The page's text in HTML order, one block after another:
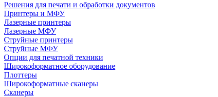
Решения для печати и обработки документов
Принтеры и МФУ
Лазерные принтеры
Лазерные МФУ
Струйные принтеры
Струйные МФУ
Опции для печатной техники
Широкоформатное оборудование
Плоттеры
Широкоформатные сканеры
Сканеры